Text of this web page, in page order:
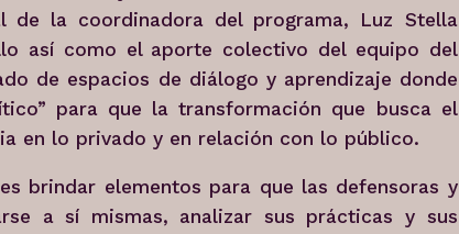
de la coordinadora del programa, Luz Stella
así como el aporte colectivo del equipo del
de espacios de diálogo y aprendizaje donde
para que la transformación que busca el
en lo privado y en relación con lo público.
brindar elementos para que las defensoras y
a sí mismas, analizar sus prácticas y sus